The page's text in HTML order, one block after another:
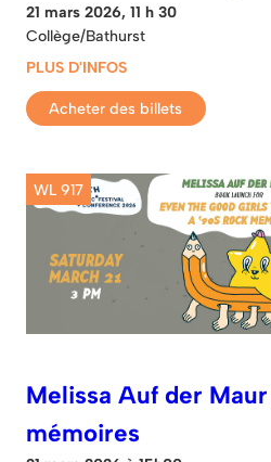
21 mars 2026, 11 h 30
Collège/Bathurst
PLUS D'INFOS
Acheter des billets
WL 917
Melissa Auf der
mémoires